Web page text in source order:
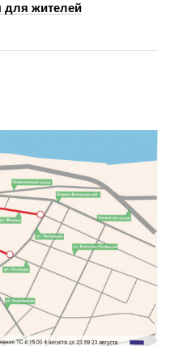
для жителей